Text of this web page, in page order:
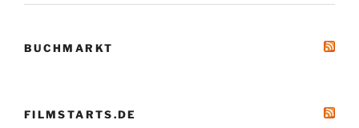
BUCHMARKT
FILMSTARTS.DE